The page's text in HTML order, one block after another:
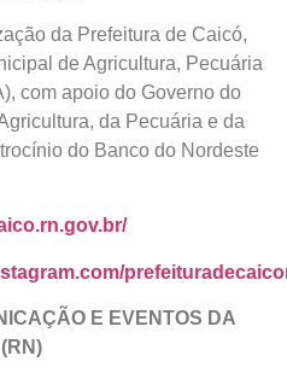
da Prefeitura de Caicó,
de Agricultura, Pecuária
com apoio do Governo do
da Pecuária e da
do Banco do Nordeste
E EVENTOS DA